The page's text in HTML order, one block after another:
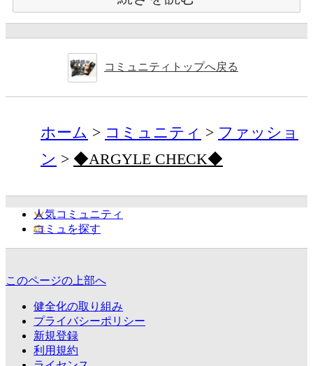
コミュニティトップへ戻る
ホーム コミュニティ
ファッショ
ン
◆ARGYLE CHECK◆
人気コミュニティ
コミュを探す
このページの上部へ
健全化の取り組み
プライバシーポリシー
新規登録
利用規約